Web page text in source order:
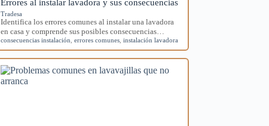
Errores al instalar lavadora y sus consecuencias
Tradesa
Identifica los errores comunes al instalar una lavadora
en casa y comprende sus posibles consecuencias…
consecuencias instalación ,errores comunes ,instalación lavadora